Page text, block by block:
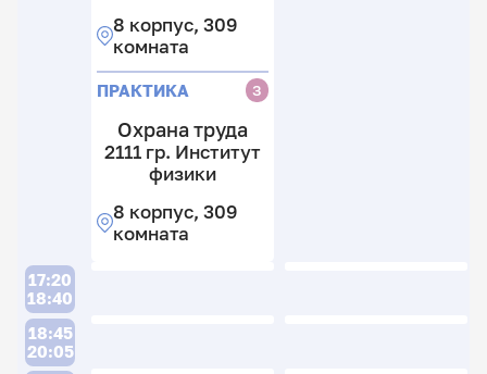
8 корпус, 309
комната
ПРАКТИКА З
Охрана труда
2111 гр. Институт
физики
8 корпус, 309
комната
17:20
18:40
18:45
20:05